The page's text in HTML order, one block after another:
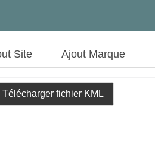
Site Ajout Marque
Télécharger fichier KML